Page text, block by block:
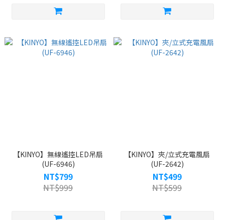
【KINYO】無線遙控LED吊扇
(UF-6946)
NT$799
NT$999
【KINYO】夾/立式充電風扇
(UF-2642)
NT$499
NT$599